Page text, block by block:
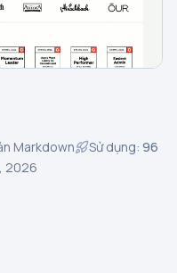
Markdown Sử dụng: 96
2026